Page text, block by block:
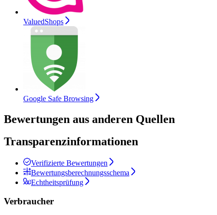
ValuedShops
Google Safe Browsing
Bewertungen aus anderen Quellen
Transparenzinformationen
Verifizierte Bewertungen
Bewertungsberechnungsschema
Echtheitsprüfung
Verbraucher